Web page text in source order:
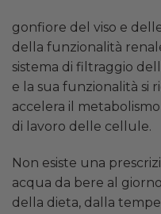
gonfiore del viso e
della funzionalità
sistema di filtraggio
e la sua funzionalità si
accelera il
di lavoro delle cellule.
Non esiste una
acqua da bere al
della dieta, dalla